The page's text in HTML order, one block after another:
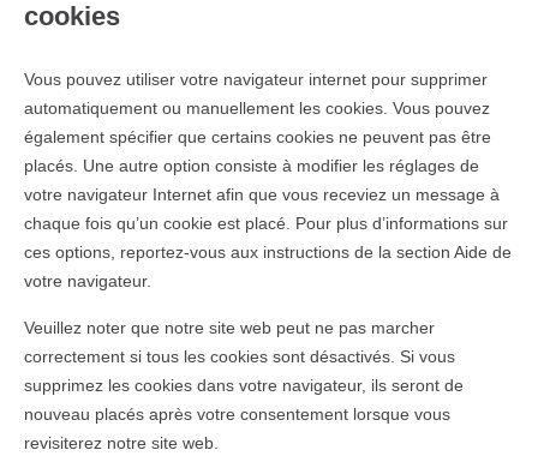
cookies
Vous pouvez utiliser votre navigateur internet pour supprimer
automatiquement ou manuellement les cookies. Vous pouvez
également spécifier que certains cookies ne peuvent pas être
placés. Une autre option consiste à modifier les réglages de
votre navigateur Internet afin que vous receviez un message à
chaque fois qu’un cookie est placé. Pour plus d’informations sur
ces options, reportez-vous aux instructions de la section Aide de
votre navigateur.
Veuillez noter que notre site web peut ne pas marcher
correctement si tous les cookies sont désactivés. Si vous
supprimez les cookies dans votre navigateur, ils seront de
nouveau placés après votre consentement lorsque vous
revisiterez notre site web.